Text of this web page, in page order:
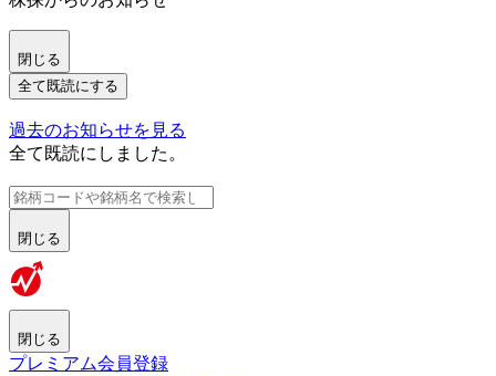
閉じる
全て既読にする
過去のお知らせを見る
全て既読にしました。
閉じる
閉じる
プレミアム会員登録